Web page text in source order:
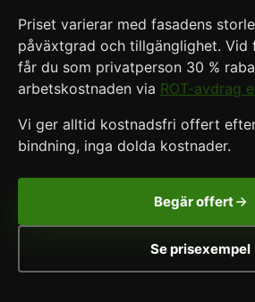
Priset varierar med fasadens
påväxtgrad och tillgänglighet. Vid
får du som privatperson 30 %
arbetskostnaden via ROT-avdrag
Vi ger alltid kostnadsfri offert
bindning, inga dolda kostnader.
Begär offert
Se prisexempel